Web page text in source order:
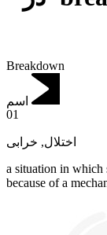
Breakdown
اسم
01
اختلال, خرابی
a situation in which
because of a